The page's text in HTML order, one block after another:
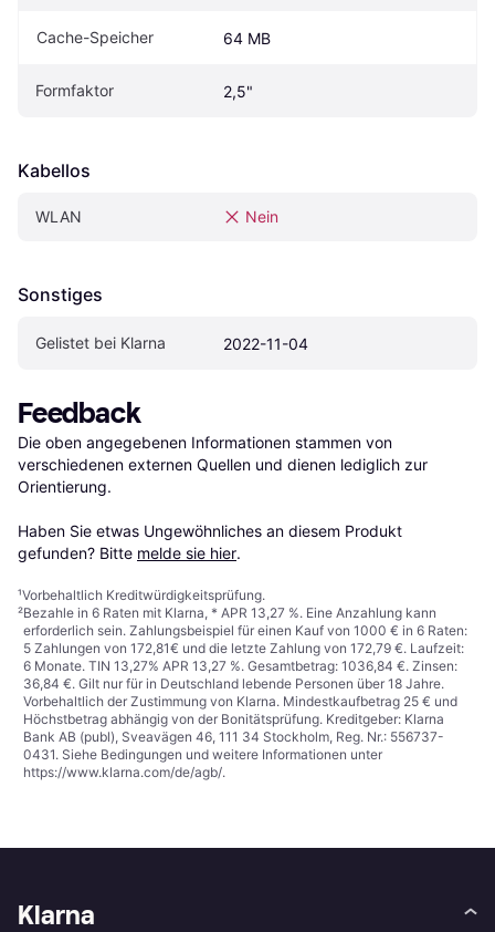
Cache-Speicher 64 MB
Formfaktor 2,5"
Kabellos
WLAN Nein
Sonstiges
Gelistet bei Klarna 2022-11-04
Feedback
Die oben angegebenen Informationen stammen von
verschiedenen externen Quellen und dienen lediglich zur
Orientierung.
Haben Sie etwas Ungewöhnliches an diesem Produkt
gefunden? Bitte melde sie hier.
¹Vorbehaltlich Kreditwürdigkeitsprüfung.
²Bezahle in 6 Raten mit Klarna, * APR 13,27 %. Eine Anzahlung kann
erforderlich sein. Zahlungsbeispiel für einen Kauf von 1000 € in 6 Raten:
5 Zahlungen von 172,81€ und die letzte Zahlung von 172,79 €. Laufzeit:
6 Monate. TIN 13,27% APR 13,27 %. Gesamtbetrag: 1036,84 €. Zinsen:
36,84 €. Gilt nur für in Deutschland lebende Personen über 18 Jahre.
Vorbehaltlich der Zustimmung von Klarna. Mindestkaufbetrag 25 € und
Höchstbetrag abhängig von der Bonitätsprüfung. Kreditgeber: Klarna
Bank AB (publ), Sveavägen 46, 111 34 Stockholm, Reg. Nr.: 556737-
0431. Siehe Bedingungen und weitere Informationen unter
https://www.klarna.com/de/agb/.
Klarna